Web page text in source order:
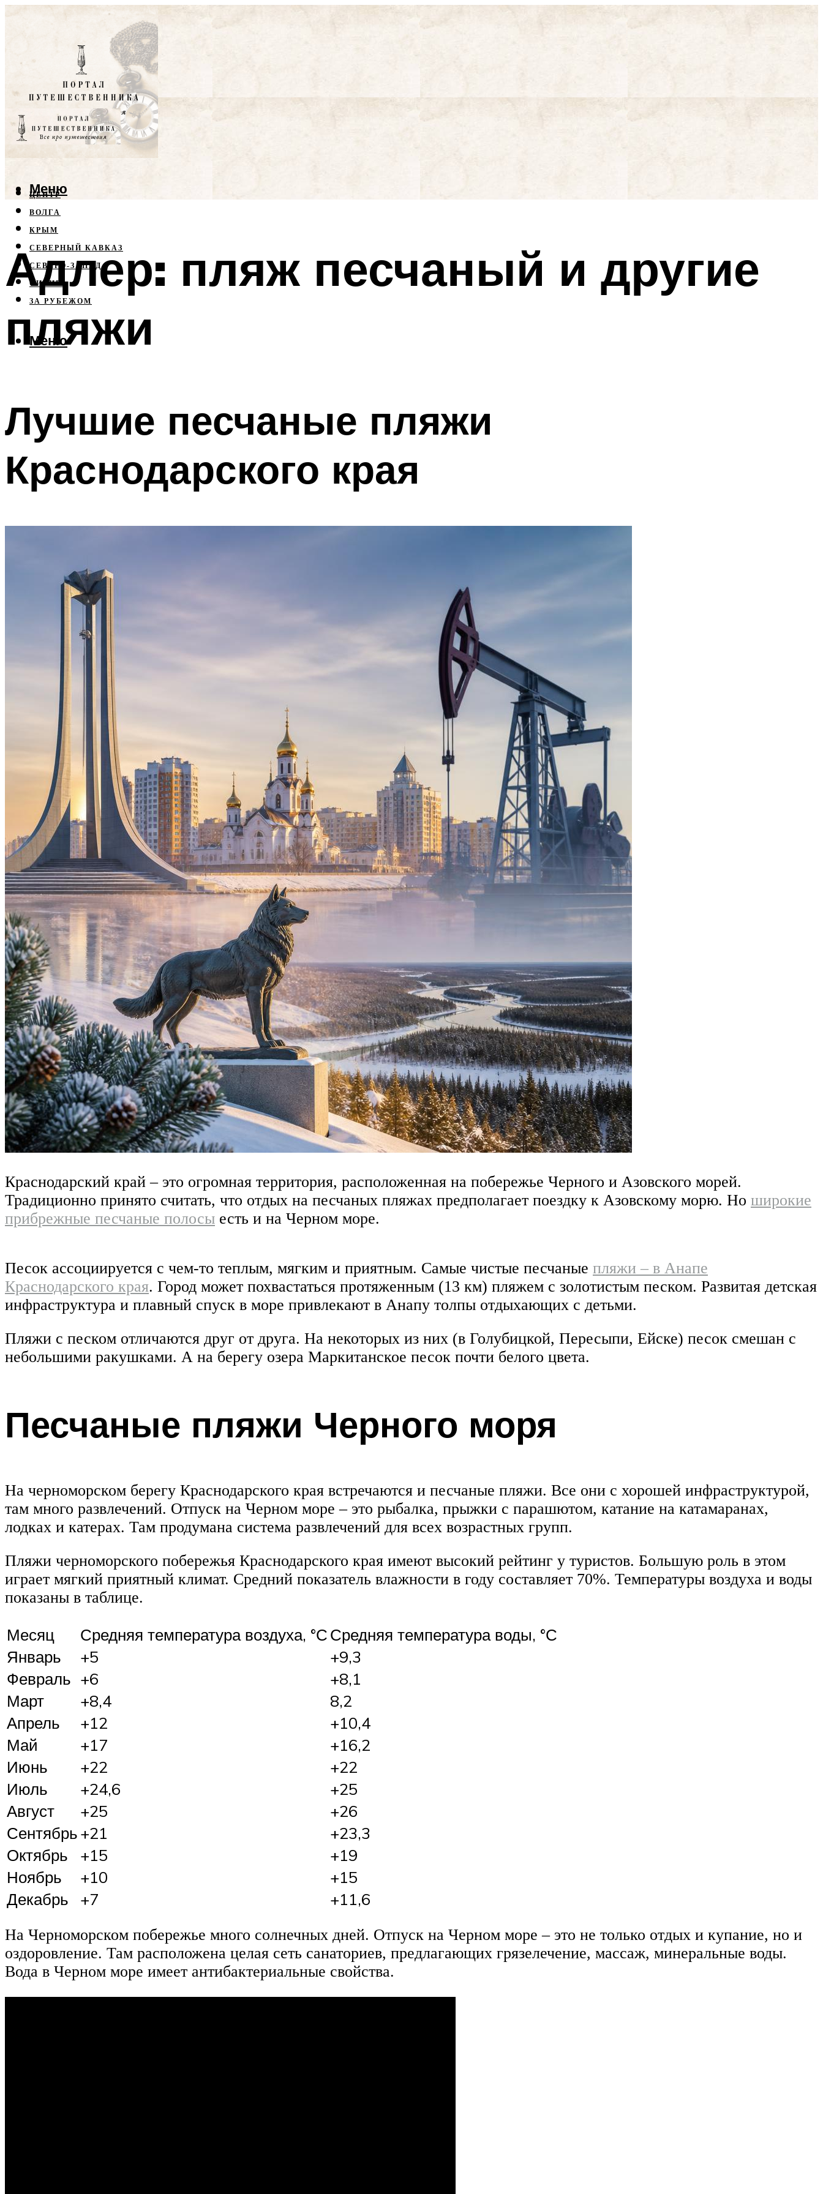
ЦЕНТР
ВОЛГА
КРЫМ
СЕВЕРНЫЙ КАВКАЗ
СЕВЕРО-ЗАПАД
СИБИРЬ
ЗА РУБЕЖОМ
Меню
Меню
Адлер: пляж песчаный и другие
пляжи
Лучшие песчаные пляжи
Краснодарского края
Краснодарский край – это огромная территория, расположенная на побережье Черного и Азовского морей.
Традиционно принято считать, что отдых на песчаных пляжах предполагает поездку к Азовскому морю. Но широкие
прибрежные песчаные полосы есть и на Черном море.
Песок ассоциируется с чем-то теплым, мягким и приятным. Самые чистые песчаные пляжи – в Анапе
Краснодарского края. Город может похвастаться протяженным (13 км) пляжем с золотистым песком. Развитая детская
инфраструктура и плавный спуск в море привлекают в Анапу толпы отдыхающих с детьми.
Пляжи с песком отличаются друг от друга. На некоторых из них (в Голубицкой, Пересыпи, Ейске) песок смешан с
небольшими ракушками. А на берегу озера Маркитанское песок почти белого цвета.
Песчаные пляжи Черного моря
На черноморском берегу Краснодарского края встречаются и песчаные пляжи. Все они с хорошей инфраструктурой,
там много развлечений. Отпуск на Черном море – это рыбалка, прыжки с парашютом, катание на катамаранах,
лодках и катерах. Там продумана система развлечений для всех возрастных групп.
Пляжи черноморского побережья Краснодарского края имеют высокий рейтинг у туристов. Большую роль в этом
играет мягкий приятный климат. Средний показатель влажности в году составляет 70%. Температуры воздуха и воды
показаны в таблице.
Месяц Средняя температура воздуха, °ССредняя температура воды, °С
Январь
+5
+9,3
Февраль +6
+8,1
Март
+8,4
8,2
Апрель
+12
+10,4
Май
+17
+16,2
Июнь
+22
+22
Июль
+24,6
+25
Август
+25
+26
Сентябрь+21
+23,3
Октябрь
+15
+19
Ноябрь
+10
+15
Декабрь
+7 +11,6
На Черноморском побережье много солнечных дней. Отпуск на Черном море – это не только отдых и купание, но и
оздоровление. Там расположена целая сеть санаториев, предлагающих грязелечение, массаж, минеральные воды.
Вода в Черном море имеет антибактериальные свойства.